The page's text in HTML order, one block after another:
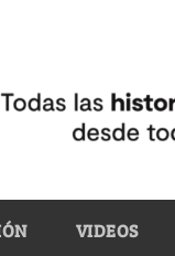
VIDEOS